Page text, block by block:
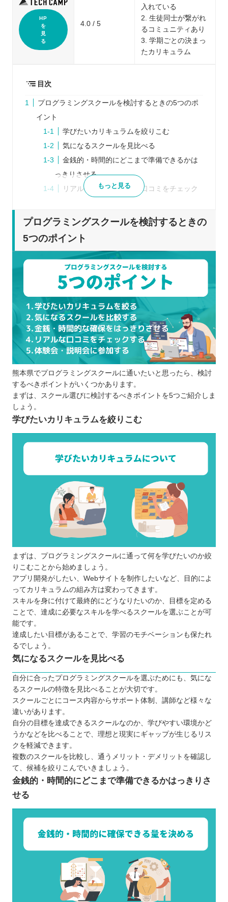
HP
を
見
る
4.0 / 5
入れている
2. 生徒同士が繋がれ
るコミュニティあり
3. 学期ごとの決まっ
たカリキュラム
目次
プログラミングスクールを検討するときの5つのポ
イント
学びたいカリキュラムを絞りこむ
気になるスクールを見比べる
金銭的・時間的にどこまで準備できるかは
っきりさせる
リアルな声を知るために口コミをチェック
体験会に足を運ぶ
スケジュールに無理がないか
受講費用や諸経費はどのくらいか
サポート体制はどうなっているか
カリキュラムのレベルはどのくらいか
受講スタイルは自分に合っているか
プログラミングスクールに通う5つのメリット
効率的に学べる
モチベーションを高いまま維持できる
仕事に役立つ知識・スキルを学べる
転職や就職がしやすくなる
プログラミングスクールに通う3つのデメリット
カリキュラムによって言語が決まっている
費用面を負担に感じてしまう場合がある
どんなプログラミング言語を学ぶのが良いのか
子ども向けと大人向けにプログラミングスクールに
違いはあるか
お得にプログラミングスクールに通える制度
プログラミングスクールで挫折しないために
【熊本】大人向けのおすすめプログラミングスクー
ル7選
TECH I.S.（テックアイエス）
パソコン教室アビバ
SAMURAI ENGINEER（侍エンジニア）
デジハリ・オンラインスクール
DMM WEBCAMP
CodeCamp（コードキャンプ）
【熊本】子ども向けのおすすめプログラミングス
クール3選
カメレオンキッズ
デジタネ
自分にあったスクールを選ぼう
もっと見る
プログラミングスクールを検討するときの
5つのポイント
熊本県でプログラミングスクールに通いたいと思ったら、検討
するべきポイントがいくつかあります。
まずは、スクール選びに検討するべきポイントを5つご紹介しま
しょう。
学びたいカリキュラムを絞りこむ
まずは、プログラミングスクールに通って何を学びたいのか絞
りこむことから始めましょう。
アプリ開発がしたい、Webサイトを制作したいなど、目的によ
ってカリキュラムの組み方は変わってきます。
スキルを身に付けて最終的にどうなりたいのか、目標を定める
ことで、達成に必要なスキルを学べるスクールを選ぶことが可
能です。
達成したい目標があることで、学習のモチベーションも保たれ
るでしょう。
気になるスクールを見比べる
自分に合ったプログラミングスクールを選ぶためにも、気にな
るスクールの特徴を見比べることが大切です。
スクールごとにコース内容からサポート体制、講師など様々な
違いがあります。
自分の目標を達成できるスクールなのか、学びやすい環境かど
うかなどを比べることで、理想と現実にギャップが生じるリス
クを軽減できます。
複数のスクールを比較し、通うメリット・デメリットを確認し
て、候補を絞りこんでいきましょう。
金銭的・時間的にどこまで準備できるかはっきりさ
せる